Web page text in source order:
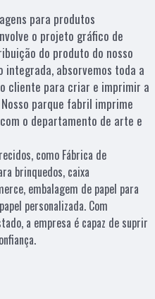
para produtos
o projeto gráfico de
do produto do nosso
absorvemos toda a
cliente para criar e imprimir a
parque fabril imprime
o departamento de arte e
como Fábrica de
brinquedos, caixa
embalagem de papel para
personalizada. Com
a empresa é capaz de suprir